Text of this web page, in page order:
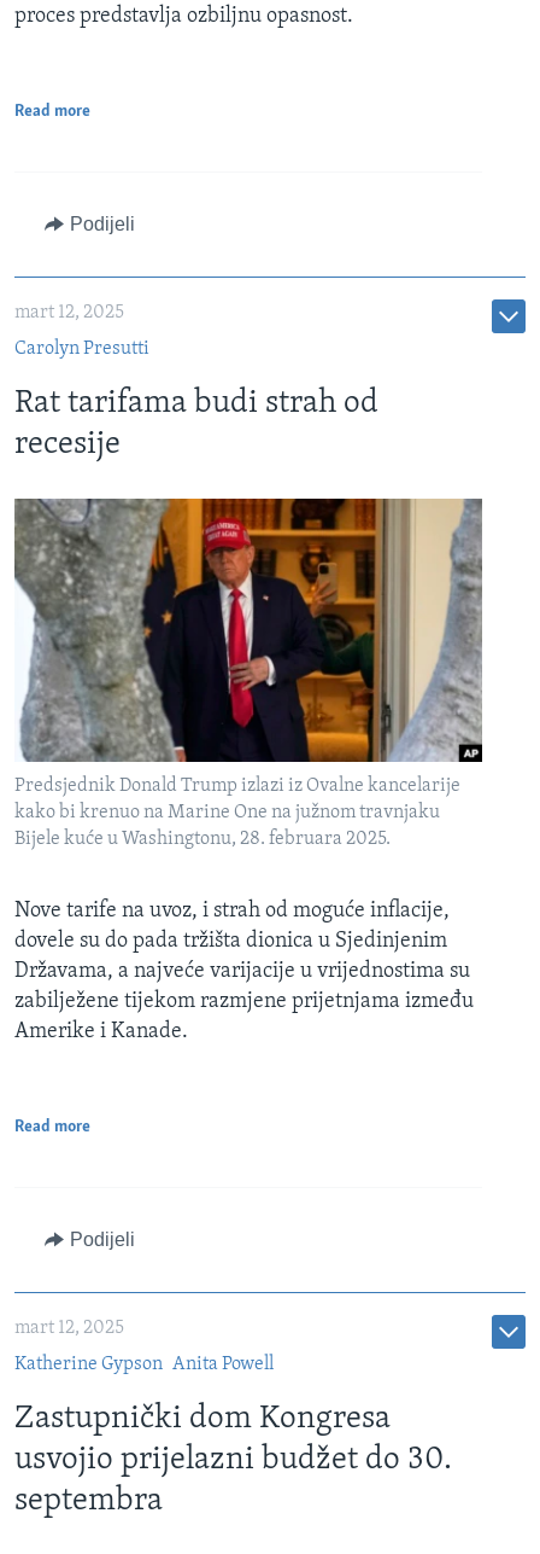
proces predstavlja ozbiljnu opasnost.
Read more
Podijeli
mart 12, 2025
Carolyn Presutti
Rat tarifama budi strah od
recesije
Predsjednik Donald Trump izlazi iz Ovalne kancelarije
kako bi krenuo na Marine One na južnom travnjaku
Bijele kuće u Washingtonu, 28. februara 2025.
Nove tarife na uvoz, i strah od moguće inflacije,
dovele su do pada tržišta dionica u Sjedinjenim
Državama, a najveće varijacije u vrijednostima su
zabilježene tijekom razmjene prijetnjama između
Amerike i Kanade.
Read more
Podijeli
mart 12, 2025
Katherine Gypson Anita Powell
Zastupnički dom Kongresa
usvojio prijelazni budžet do 30.
septembra